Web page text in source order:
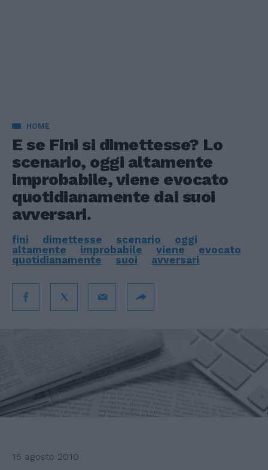
HOME
E se Fini si dimettesse? Lo
scenario, oggi altamente
improbabile, viene evocato
quotidianamente dai suoi
avversari.
fini dimettesse scenario
oggi
altamente
improbabile viene
evocato
quotidianamente
suoi avversari
15 agosto 2010